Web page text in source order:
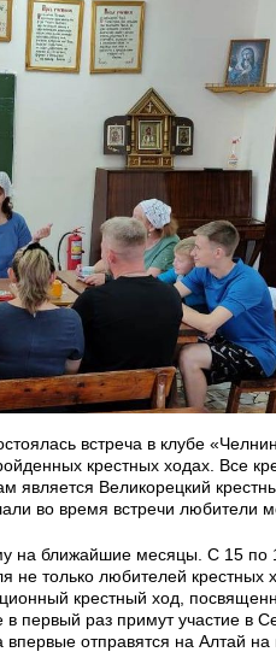
встреча в клубе
крестных ходах. Все
Великорецкий
во время встречи любители
на ближайшие месяцы. С 15 по
не только любителей
крестный ход,
первый раз примут участие в
отправятся на Алтай